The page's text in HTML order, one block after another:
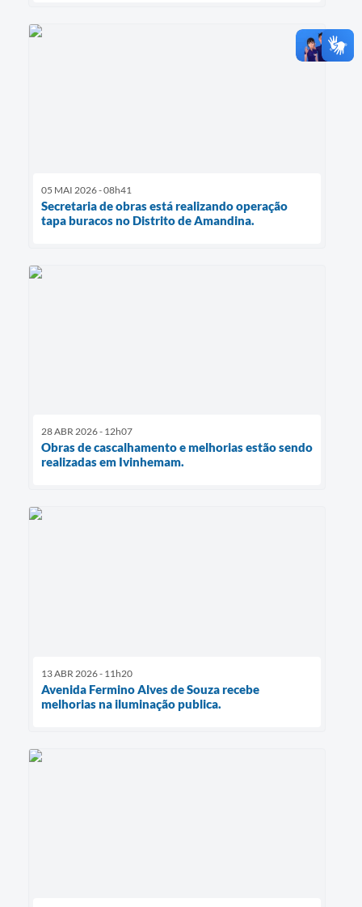
05 MAI 2026 - 08h41
Secretaria de obras está realizando operação
tapa buracos no Distrito de Amandina.
28 ABR 2026 - 12h07
Obras de cascalhamento e melhorias estão sendo
realizadas em Ivinhemam.
13 ABR 2026 - 11h20
Avenida Fermino Alves de Souza recebe
melhorias na iluminação publica.